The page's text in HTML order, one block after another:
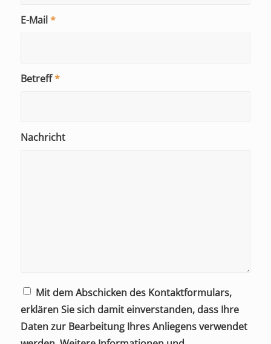
E-Mail *
Betreff*
Nachricht
Mit dem Abschicken des Kontaktformulars,
erklären Sie sich damit einverstanden, dass Ihre
Daten zur Bearbeitung Ihres Anliegens verwendet